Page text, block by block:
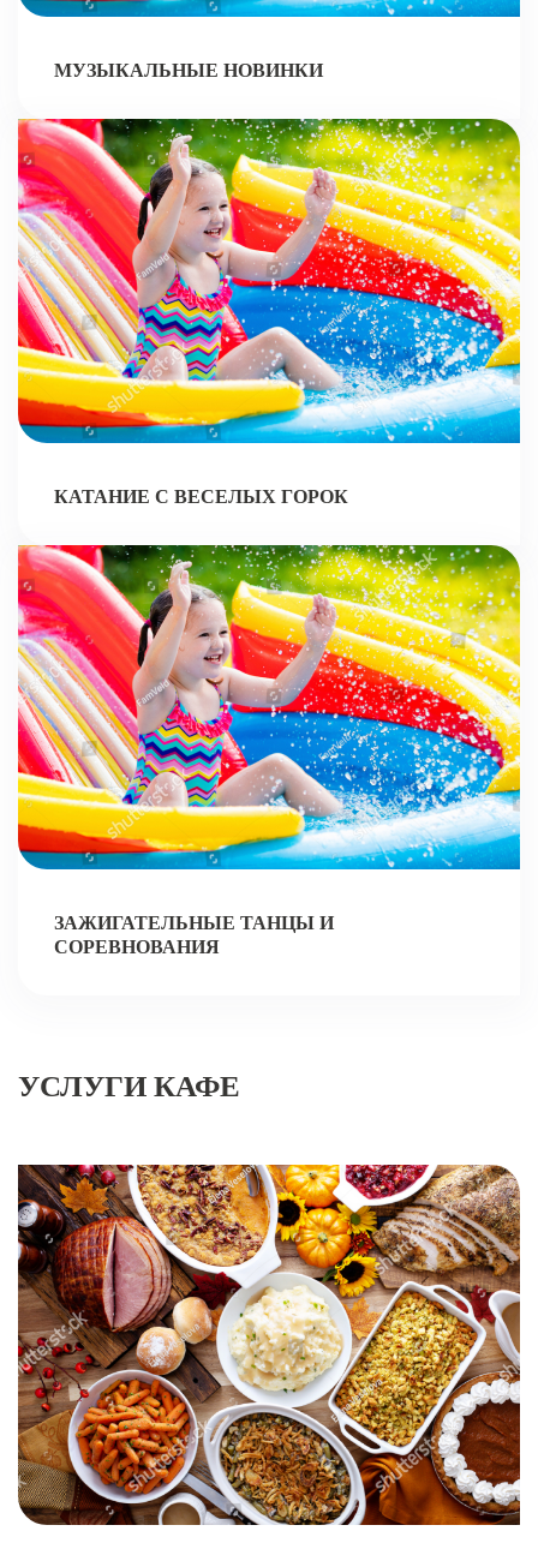
МУЗЫКАЛЬНЫЕ НОВИНКИ
КАТАНИЕ С ВЕСЕЛЫХ ГОРОК
ЗАЖИГАТЕЛЬНЫЕ ТАНЦЫ И
СОРЕВНОВАНИЯ
УСЛУГИ КАФЕ